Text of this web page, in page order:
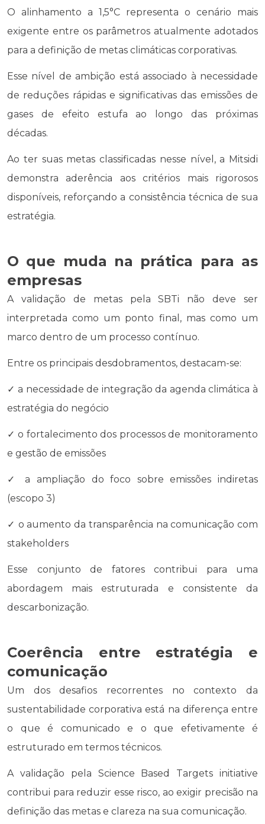
O alinhamento a 1,5°C representa o cenário mais
exigente entre os parâmetros atualmente adotados
para a definição de metas climáticas corporativas.
Esse nível de ambição está associado à necessidade
de reduções rápidas e significativas das emissões de
gases de efeito estufa ao longo das próximas
décadas.
Ao ter suas metas classificadas nesse nível, a Mitsidi
demonstra aderência aos critérios mais rigorosos
disponíveis, reforçando a consistência técnica de sua
estratégia.
O que muda na prática para as
empresas
A validação de metas pela SBTi não deve ser
interpretada como um ponto final, mas como um
marco dentro de um processo contínuo.
Entre os principais desdobramentos, destacam-se:
✓ a necessidade de integração da agenda climática à
estratégia do negócio
✓ o fortalecimento dos processos de monitoramento
e gestão de emissões
✓ a ampliação do foco sobre emissões indiretas
(escopo 3)
✓ o aumento da transparência na comunicação com
stakeholders
Esse conjunto de fatores contribui para uma
abordagem mais estruturada e consistente da
descarbonização.
Coerência entre estratégia e
comunicação
Um dos desafios recorrentes no contexto da
sustentabilidade corporativa está na diferença entre
o que é comunicado e o que efetivamente é
estruturado em termos técnicos.
A validação pela Science Based Targets initiative
contribui para reduzir esse risco, ao exigir precisão na
definição das metas e clareza na sua comunicação.